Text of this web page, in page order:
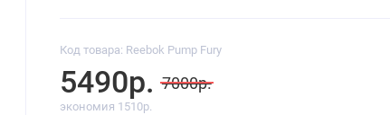
Код товара: Reebok Pump Fury
5490р. 7000р.
экономия 1510р.